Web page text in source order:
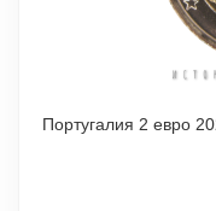
Португалия 2 евро